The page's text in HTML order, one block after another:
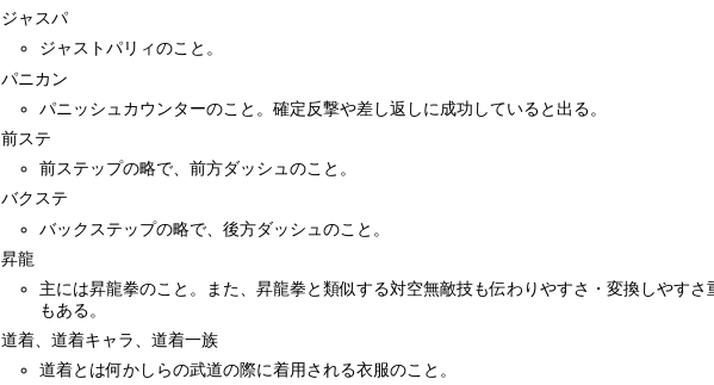
ジャスパ
ジャストパリィのこと。
パニカン
パニッシュカウンターのこと。確定反撃や差し返しに成功していると出る。
前ステ
前ステップの略で、前方ダッシュのこと。
バクステ
バックステップの略で、後方ダッシュのこと。
昇龍
主には昇龍拳のこと。また、昇龍拳と類似する対空無敵技も伝わりやすさ・変換しやすさ
もある。
道着、道着キャラ、道着一族
道着とは何かしらの武道の際に着用される衣服のこと。